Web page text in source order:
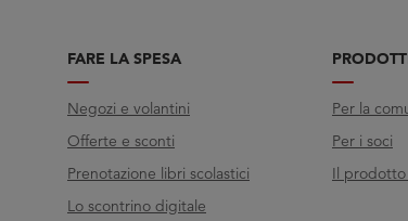
FARE LA SPESA
Negozi e volantini
Offerte e sconti
Prenotazione libri scolastici
Lo scontrino digitale
Per la
Per i soci
Il